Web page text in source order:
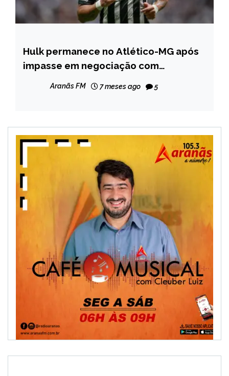
ESPORTES
NOTÍCIAS
Hulk permanece no Atlético-MG após
impasse em negociação com
Aranãs FM 7 meses ago 5